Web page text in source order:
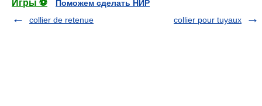
Игры ⚽
Поможем сделать НИР
collier de retenue
collier pour tuyaux